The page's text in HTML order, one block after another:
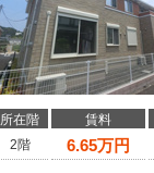
所在階 賃料
2階
6.65万円